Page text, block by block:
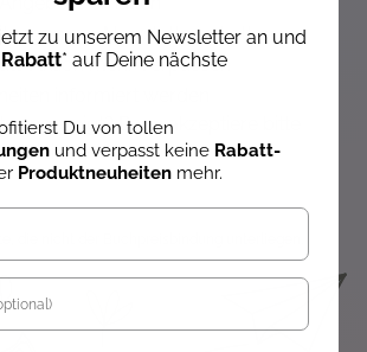
per Newsletter erhalten
Aktion mehr verpassen
informiert werden
angezeigt? Dann akzeptiere bitte
:)
die nicht der Buchpreisbindung unterliegen.
zu unserem Newsletter an und
* auf Deine nächste
Du von tollen
und verpasst keine Rabatt-
Produktneuheiten mehr.